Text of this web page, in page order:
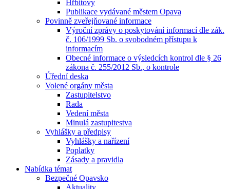
Hřbitovy
Publikace vydávané městem Opava
Povinně zveřejňované informace
Výroční zprávy o poskytování informací dle zák.
č. 106/1999 Sb. o svobodném přístupu k
informacím
Obecné informace o výsledcích kontrol dle § 26
zákona č. 255/2012 Sb., o kontrole
Úřední deska
Volené orgány města
Zastupitelstvo
Rada
Vedení města
Minulá zastupitestva
Vyhlášky a předpisy
Vyhlášky a nařízení
Poplatky
Zásady a pravidla
Nabídka témat
Bezpečné Opavsko